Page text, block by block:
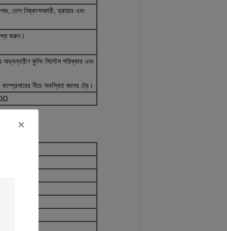
তেল নিষ্কাশনকারী, ড্রায়ার এবং
করুন।
অভ্যন্তরীণ কুলিং সিস্টেম পরিষ্কার এবং
নীচে অবস্থিত জলের ট্রে।